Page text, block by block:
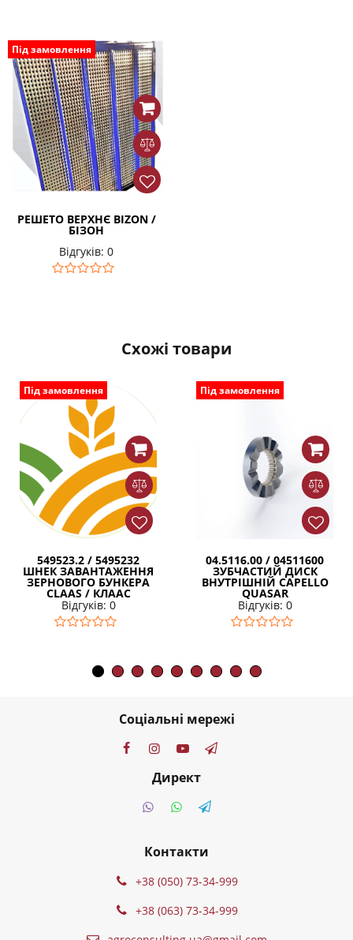
Під замовлення
РЕШЕТО ВЕРХНЄ BIZON /
БІЗОН
Відгуків: 0
Схожі товари
Під замовлення
549523.2 / 5495232
ШНЕК ЗАВАНТАЖЕННЯ
ЗЕРНОВОГО БУНКЕРА
CLAAS / КЛААС
Відгуків: 0
Під замовлення
04.5116.00 / 04511600
ЗУБЧАСТИЙ ДИСК
ВНУТРІШНІЙ CAPELLO
QUASAR
Відгуків: 0
Соціальні мережі
Директ
Контакти
+38 (050) 73-34-999
+38 (063) 73-34-999